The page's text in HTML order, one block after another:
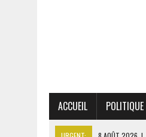
ACCUEIL POLITIQUE